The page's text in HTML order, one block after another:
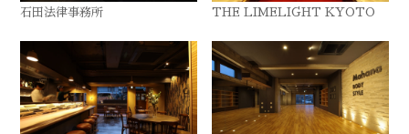
石田法律事務所 THE LIMELIGHT KYOTO